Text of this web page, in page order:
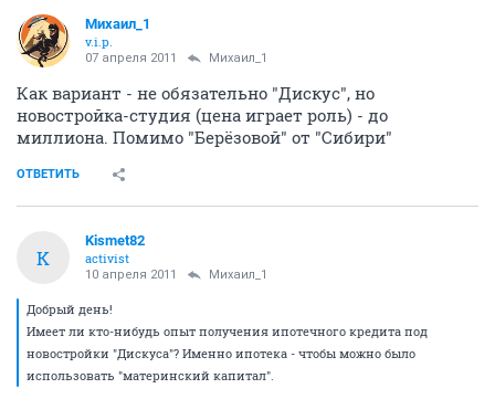
Михаил_1
v.i.p.
07 апреля 2011 Михаил_1
Как вариант - не обязательно "Дискус", но
новостройка-студия (цена играет роль) - до
миллиона. Помимо "Берёзовой" от "Сибири"
ОТВЕТИТЬ
K
Kismet82
activist
10 апреля 2011 Михаил_1
Добрый день!
Имеет ли кто-нибудь опыт получения ипотечного кредита под
новостройки "Дискуса"? Именно ипотека - чтобы можно было
использовать "материнский капитал".